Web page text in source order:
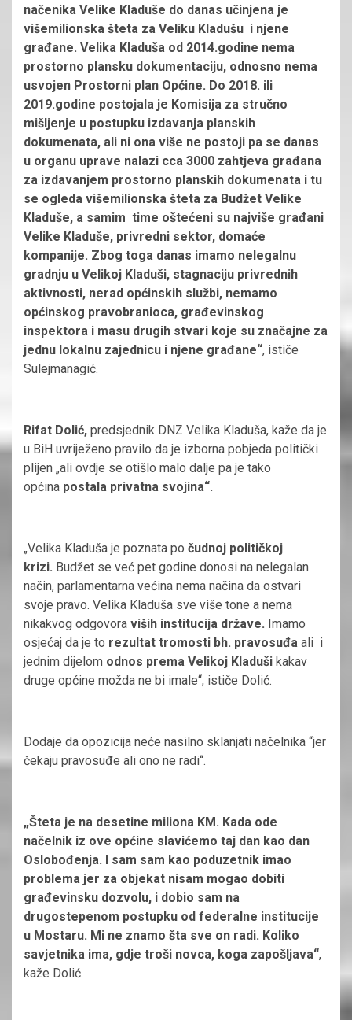
načenika Velike Kladuše do danas učinjena je
višemilionska šteta za Veliku Kladušu i njene
građane. Velika Kladuša od 2014.godine nema
prostorno plansku dokumentaciju, odnosno nema
usvojen Prostorni plan Općine. Do 2018. ili
2019.godine postojala je Komisija za stručno
mišljenje u postupku izdavanja planskih
dokumenata, ali ni ona više ne postoji pa se danas
u organu uprave nalazi cca 3000 zahtjeva građana
za izdavanjem prostorno planskih dokumenata i tu
se ogleda višemilionska šteta za Budžet Velike
Kladuše, a samim time oštećeni su najviše građani
Velike Kladuše, privredni sektor, domaće
kompanije. Zbog toga danas imamo nelegalnu
gradnju u Velikoj Kladuši, stagnaciju privrednih
aktivnosti, nerad općinskih službi, nemamo
općinskog pravobranioca, građevinskog
inspektora i masu drugih stvari koje su značajne za
jednu lokalnu zajednicu i njene građane“, ističe
Sulejmanagić.
Rifat Dolić, predsjednik DNZ Velika Kladuša, kaže da je
u BiH uvriježeno pravilo da je izborna pobjeda politički
plijen „ali ovdje se otišlo malo dalje pa je tako
općina postala privatna svojina“.
„Velika Kladuša je poznata po čudnoj političkoj
krizi. Budžet se već pet godine donosi na nelegalan
način, parlamentarna većina nema načina da ostvari
svoje pravo. Velika Kladuša sve više tone a nema
nikakvog odgovora viših institucija države. Imamo
osjećaj da je to rezultat tromosti bh. pravosuđa ali i
jednim dijelom odnos prema Velikoj Kladuši kakav
druge općine možda ne bi imale“, ističe Dolić.
Dodaje da opozicija neće nasilno sklanjati načelnika “jer
čekaju pravosuđe ali ono ne radi“.
„Šteta je na desetine miliona KM. Kada ode
načelnik iz ove općine slavićemo taj dan kao dan
Oslobođenja. I sam sam kao poduzetnik imao
problema jer za objekat nisam mogao dobiti
građevinsku dozvolu, i dobio sam na
drugostepenom postupku od federalne institucije
u Mostaru. Mi ne znamo šta sve on radi. Koliko
savjetnika ima, gdje troši novca, koga zapošljava“,
kaže Dolić.